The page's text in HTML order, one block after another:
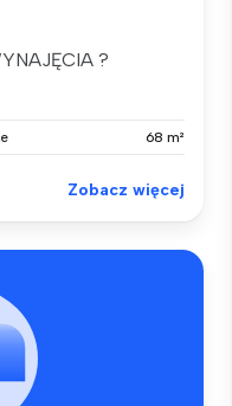
?
68 m²
Zobacz więcej